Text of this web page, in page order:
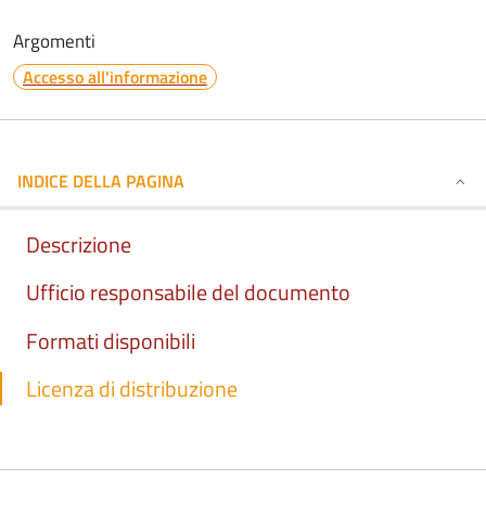
Argomenti
Accesso all'informazione
INDICE DELLA PAGINA
Descrizione
Ufficio responsabile del documento
Formati disponibili
Licenza di distribuzione